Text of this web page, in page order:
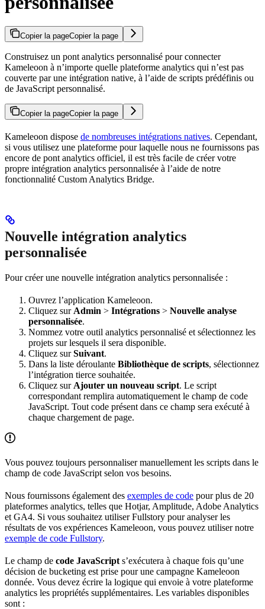
Copier la pageCopier la page
Construisez un pont analytics personnalisé pour connecter
Kameleoon à n’importe quelle plateforme analytics qui n’est pas
couverte par une intégration native, à l’aide de scripts prédéfinis ou
de JavaScript personnalisé.
Copier la pageCopier la page
Kameleoon dispose de nombreuses intégrations natives. Cependant,
si vous utilisez une plateforme pour laquelle nous ne fournissons pas
encore de pont analytics officiel, il est très facile de créer votre
propre intégration analytics personnalisée à l’aide de notre
fonctionnalité Custom Analytics Bridge.
Nouvelle intégration analytics
personnalisée
Pour créer une nouvelle intégration analytics personnalisée :
Ouvrez l’application Kameleoon.
Cliquez sur Admin > Intégrations > Nouvelle analyse
personnalisée.
Nommez votre outil analytics personnalisé et sélectionnez les
projets sur lesquels il sera disponible.
Cliquez surSuivant.
Dans la liste déroulante Bibliothèque de scripts, sélectionnez
l’intégration tierce souhaitée.
Cliquez sur Ajouter un nouveau script. Le script
correspondant remplira automatiquement le champ de code
JavaScript. Tout code présent dans ce champ sera exécuté à
chaque chargement de page.
Vous pouvez toujours personnaliser manuellement les scripts dans le
champ de code JavaScript selon vos besoins.
Nous fournissons également des exemples de code pour plus de 20
plateformes analytics, telles que Hotjar, Amplitude, Adobe Analytics
et GA4. Si vous souhaitez utiliser Fullstory pour analyser les
résultats de vos expériences Kameleoon, vous pouvez utiliser notre
exemple de code Fullstory.
Le champ de code JavaScript s’exécutera à chaque fois qu’une
décision de bucketing est prise pour une campagne Kameleoon
donnée. Vous devez écrire la logique qui envoie à votre plateforme
analytics les propriétés supplémentaires. Les variables disponibles
sont :